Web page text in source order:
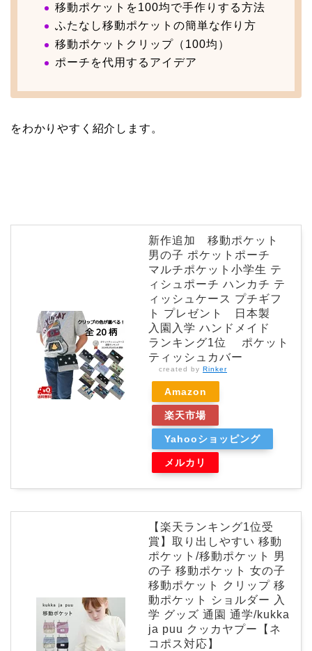
移動ポケットを100均で手作りする方法
ふたなし移動ポケットの簡単な作り方
移動ポケットクリップ（100均）
ポーチを代用するアイデア
をわかりやすく紹介します。
新作追加 移動ポケット
男の子 ポケットポーチ
マルチポケット小学生 テ
ィシュポーチ ハンカチ テ
ィッシュケース プチギフ
ト プレゼント 日本製
入園入学 ハンドメイド
ランキング1位 ポケット
ティッシュカバー
created by Rinker
Amazon
楽天市場
Yahooショッピング
メルカリ
【楽天ランキング1位受
賞】取り出しやすい 移動
ポケット/移動ポケット 男
の子 移動ポケット 女の子
移動ポケット クリップ 移
動ポケット ショルダー 入
学 グッズ 通園 通学/kukka
ja puu クッカヤプー【ネ
コポス対応】